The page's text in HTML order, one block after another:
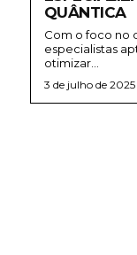
QUÂNTICA
Com o foco no
especialistas
otimizar...
3 de julho de 2025